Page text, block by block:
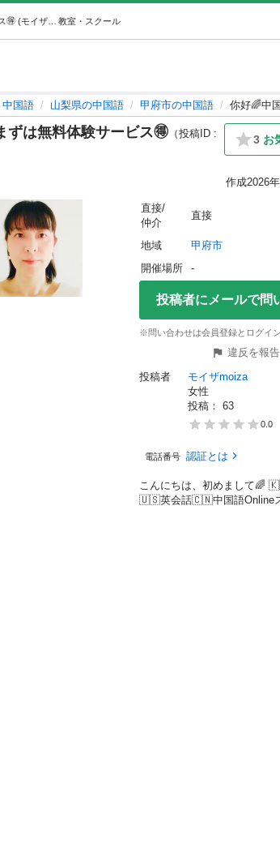
教室・スクール
中国語 山梨県の中国語 甲府市の中国語 你好🌈中
は無料体験サービス🉐 （投稿ID :
3 お
作成2026
直接/
仲介
直接
地域
甲府市
開催場所
-
投稿者にメールで問
※問い合わせは会員登録とログイ
違反を報告
投稿者
モイザmoiza
女性
投稿： 63
0.0
電話番号 認証とは
こんにちは、初めまして🌈
🇺🇸英会話🇨🇳中国語Online